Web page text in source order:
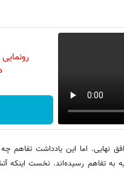
نهایی. اما این یادداشت تفاهم
به تفاهم رسیده‌اند. نخست اینکه